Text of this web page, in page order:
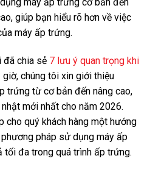
giúp bạn hiểu rõ hơn về việc
máy ấp trứng.
đã chia sẻ 7 lưu ý quan trọng khi
giờ, chúng tôi xin giới thiệu
trứng từ cơ bản đến nâng cao,
mới nhất cho năm 2026.
cho quý khách hàng một hướng
pháp sử dụng máy ấp
đa trong quá trình ấp trứng.